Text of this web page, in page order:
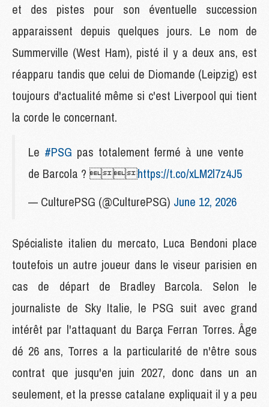
et des pistes pour son éventuelle succession
apparaissent depuis quelques jours. Le nom de
Summerville (West Ham), pisté il y a deux ans, est
réapparu tandis que celui de Diomande (Leipzig) est
toujours d'actualité même si c'est Liverpool qui tient
la corde le concernant.
Le #PSG pas totalement fermé à une vente
de Barcola ? https://t.co/xLM2l7z4J5
— CulturePSG (@CulturePSG) June 12, 2026
Spécialiste italien du mercato, Luca Bendoni place
toutefois un autre joueur dans le viseur parisien en
cas de départ de Bradley Barcola. Selon le
journaliste de Sky Italie, le PSG suit avec grand
intérêt par l'attaquant du Barça Ferran Torres. Âge
dé 26 ans, Torres a la particularité de n'être sous
contrat que jusqu'en juin 2027, donc dans un an
seulement, et la presse catalane expliquait il y a peu